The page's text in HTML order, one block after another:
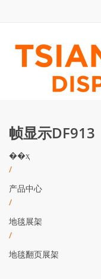
帧显示DF913
��ҳ
/
产品中心
/
地毯展架
/
地毯翻页展架